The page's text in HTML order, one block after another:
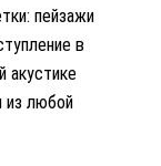
пейзажи
в
акустике
из любой